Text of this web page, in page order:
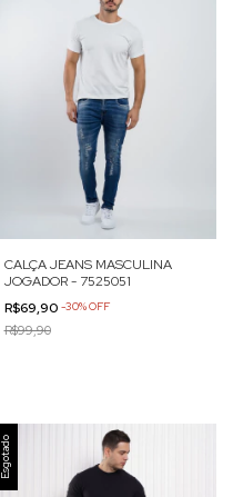
CALÇA JEANS MASCULINA
JOGADOR - 7525051
R$69,90 -30%OFF
R$99,90
Esgotado